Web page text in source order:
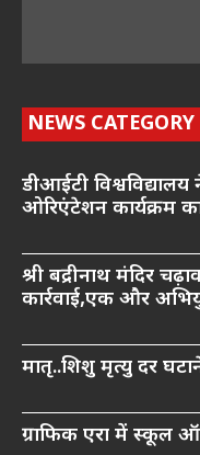
NEWS CATEGORY
डीआईटी विश्वविद्यालय
ओरिएंटेशन कार्यक्रम
श्री बद्रीनाथ मंदिर
कार्रवाई,एक और
मातृ..शिशु मृत्यु दर
ग्राफिक एरा में